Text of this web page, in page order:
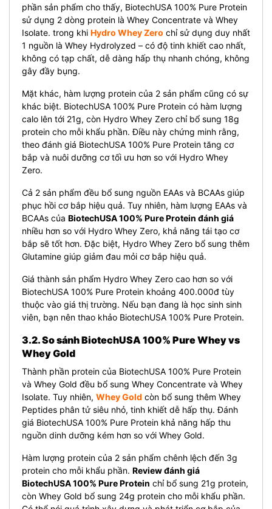
phần sản phẩm cho thấy, BiotechUSA 100% Pure Protein
sử dụng 2 dòng protein là Whey Concentrate và Whey
Isolate. trong khi Hydro Whey Zero chỉ sử dụng duy nhất
1 nguồn là Whey Hydrolyzed – có độ tinh khiết cao nhất,
không có tạp chất, dễ dàng hấp thụ nhanh chóng, không
gây đầy bụng.
Mặt khác, hàm lượng protein của 2 sản phẩm cũng có sự
khác biệt. BiotechUSA 100% Pure Protein có hàm lượng
calo lên tới 21g, còn Hydro Whey Zero chỉ bổ sung 18g
protein cho mỗi khẩu phần. Điều này chứng minh rằng,
theo đánh giá BiotechUSA 100% Pure Protein tăng cơ
bắp và nuôi dưỡng cơ tối ưu hơn so với Hydro Whey
Zero.
Cả 2 sản phẩm đều bổ sung nguồn EAAs và BCAAs giúp
phục hồi cơ bắp hiệu quả. Tuy nhiên, hàm lượng EAAs và
BCAAs của BiotechUSA 100% Pure Protein đánh giá
nhiều hơn so với Hydro Whey Zero, khả năng tái tạo cơ
bắp sẽ tốt hơn. Đặc biệt, Hydro Whey Zero bổ sung thêm
Glutamine giúp giảm đau mỏi cơ bắp hiệu quả.
Giá thành sản phẩm Hydro Whey Zero cao hơn so với
BiotechUSA 100% Pure Protein khoảng 400.000đ tùy
thuộc vào giá thị trường. Nếu bạn đang là học sinh sinh
viên, bạn nên thao khảo BiotechUSA 100% Pure Protein.
3.2. So sánh BiotechUSA 100% Pure Whey vs
Whey Gold
Thành phần protein của BiotechUSA 100% Pure Protein
và Whey Gold đều bổ sung Whey Concentrate và Whey
Isolate. Tuy nhiên, Whey Gold còn bổ sung thêm Whey
Peptides phân tử siêu nhỏ, tinh khiết dễ hấp thụ. Đánh
giá BiotechUSA 100% Pure Protein khả năng hấp thu
nguồn dinh dưỡng kém hơn so với Whey Gold.
Hàm lượng protein của 2 sản phẩm chênh lệch đến 3g
protein cho mỗi khẩu phần. Review đánh giá
BiotechUSA 100% Pure Protein chỉ bổ sung 21g protein,
còn Whey Gold bổ sung 24g protein cho mỗi khẩu phần.